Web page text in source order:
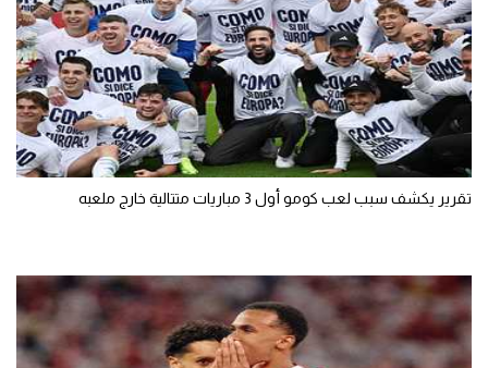
تقرير يكشف سبب لعب كومو أول 3 مباريات متتالية خارج ملعبه